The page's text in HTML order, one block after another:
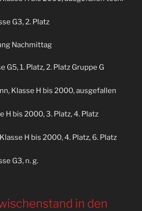
G3, 2. Platz
Nachmittag
G5, 1. Platz, 2. Platz Gruppe G
Klasse H bis 2000, ausgefallen
H bis 2000, 3. Platz, 4. Platz
H bis 2000, 4. Platz, 6. Platz
G3, n. g.
in den